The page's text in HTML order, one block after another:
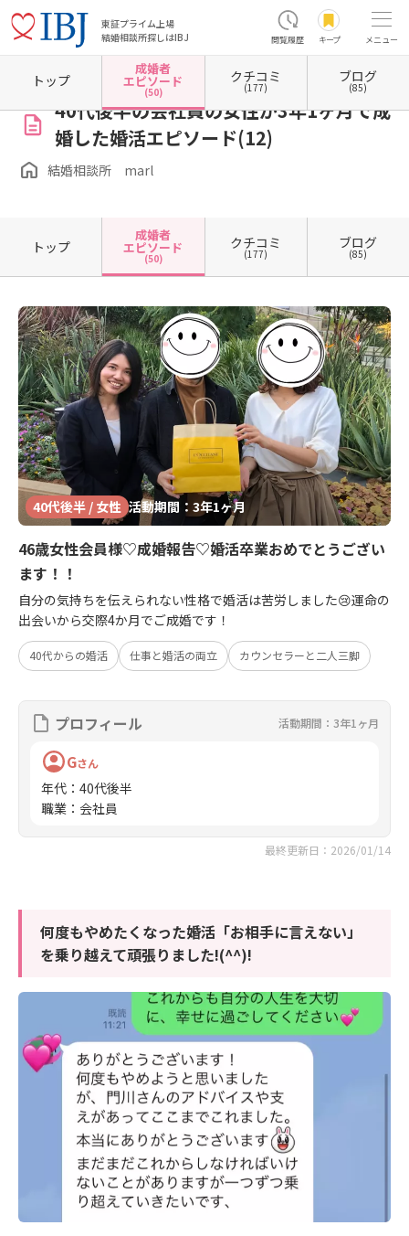
東証プライム上場
結婚相談所探しはIBJ
閲覧履歴 キープ メニュー
ホーム 大阪府の結婚相談所 大阪府吹田市 結婚相談所 marl 成婚者エピソード一覧
40代後半の会社員の女性が3年1ヶ月で成
婚した婚活エピソード(12)
結婚相談所 marl
トップ
成婚者
エピソード
(50)
クチコミ
(177)
ブログ
(85)
トップ
成婚者
エピソード
(50)
クチコミ
(177)
ブログ
(85)
40代後半 / 女性 活動期間：3年1ヶ月
46歳女性会員様♡成婚報告♡婚活卒業おめでとうござい
ます！！
自分の気持ちを伝えられない性格で婚活は苦労しました😢運命の
出会いから交際4か月でご成婚です！
40代からの婚活 仕事と婚活の両立 カウンセラーと二人三脚
プロフィール 活動期間：3年1ヶ月
Gさん
年代 ： 40代後半
職業 ： 会社員
最終更新日：2026/01/14
何度もやめたくなった婚活「お相手に言えない」
を乗り越えて頑張りました!(^^)!